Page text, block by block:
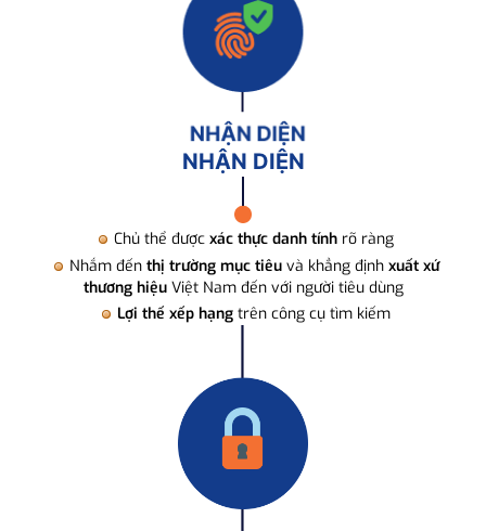
NHẬN DIỆN
Chủ thể được xác thực danh tính rõ ràng
Nhắm đến thị trường mục tiêuvà khẳng định xuất xứ
thương hiệuViệt Nam đến với người tiêu dùng
Lợi thế xếp hạng trên công cụ tìm kiếm